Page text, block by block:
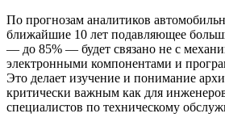
По прогнозам аналитиков
ближайшие 10 лет подавляющее
— до 85% — будет связано не с
электронными компонентами и
Это делает изучение и понимание
критически важным как для
специалистов по техническому